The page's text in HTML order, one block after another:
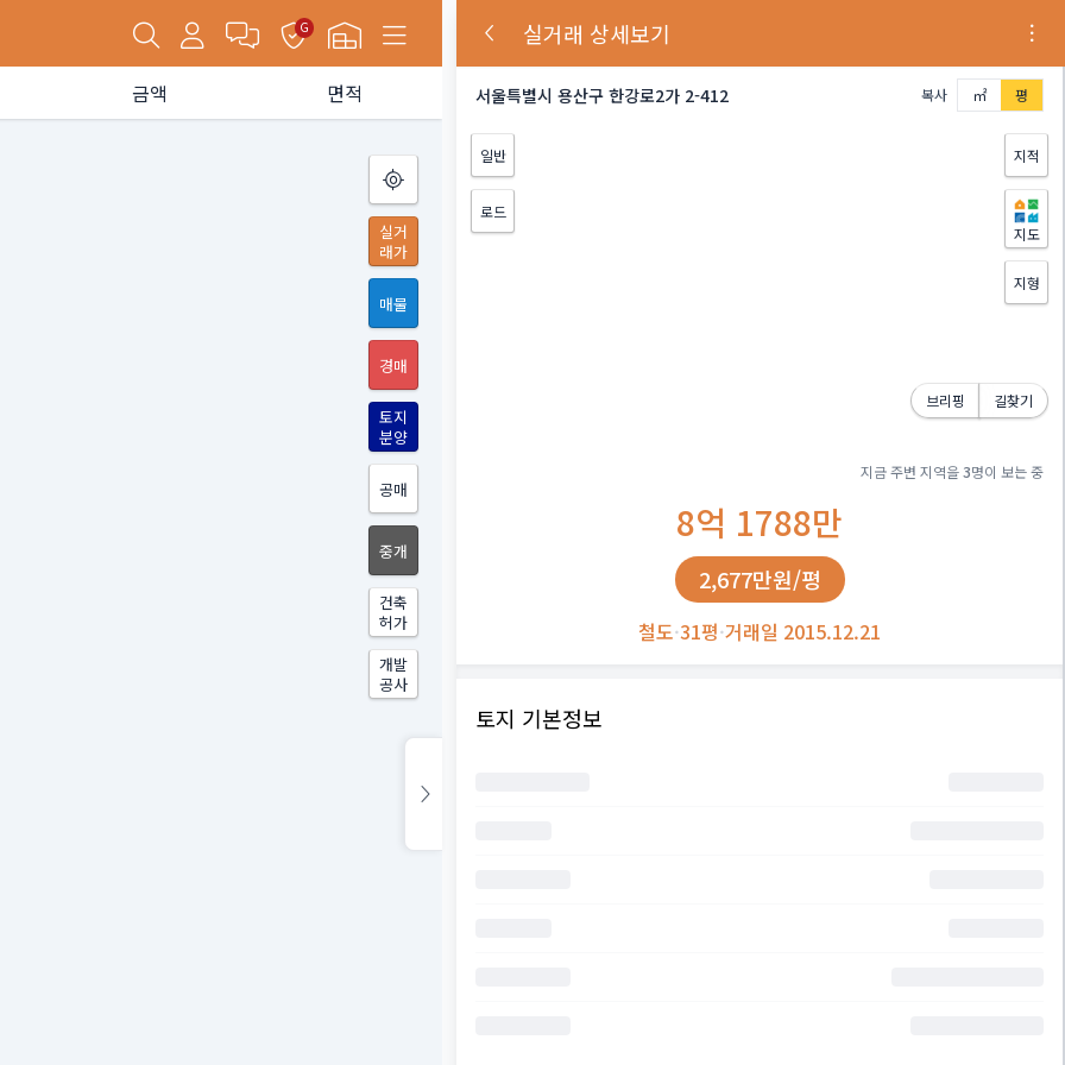
G
금액 면적
실거
래가
매물
경매
토지
분양
공매
중개
건축
허가
개발
공사
실거래 상세보기
서울특별시 용산구 한강로2가 2-412 복사 ㎡ 평
일반
로드
지적
지도
지형
브리핑 길찾기
지금 주변 지역을3명이 보는 중
8억 1788만
2,677만원/평
철도·31평·거래일 2015.12.21
토지 기본정보